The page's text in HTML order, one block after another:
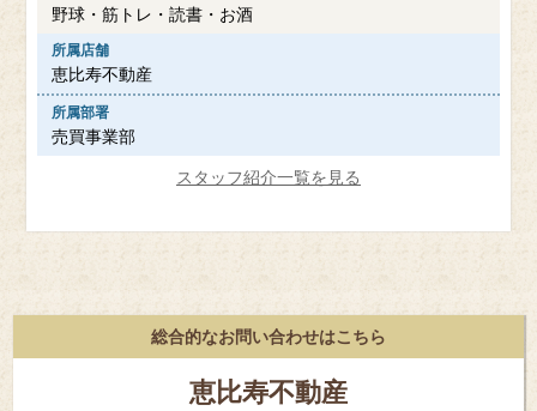
野球・筋トレ・読書・お酒
所属店舗
恵比寿不動産
所属部署
売買事業部
スタッフ紹介一覧を見る
総合的なお問い合わせはこちら
恵比寿不動産